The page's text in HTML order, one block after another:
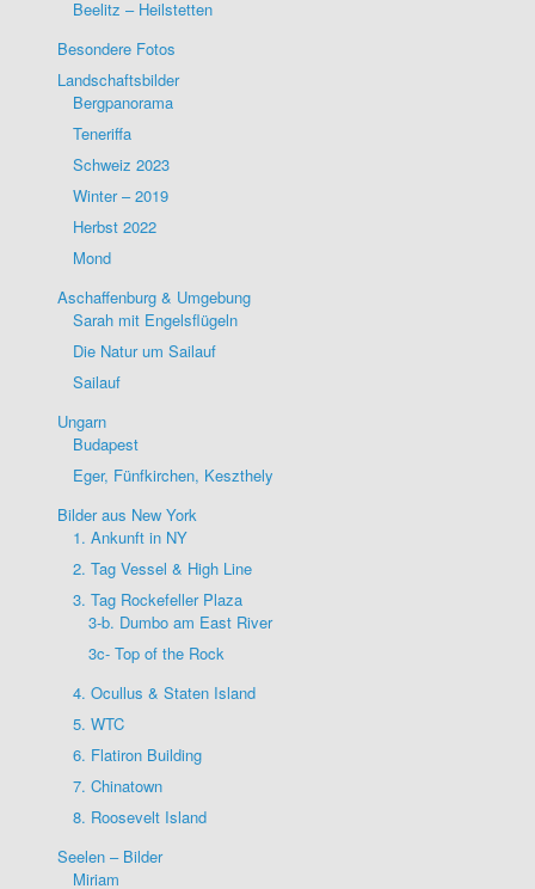
Beelitz – Heilstetten
Besondere Fotos
Landschaftsbilder
Bergpanorama
Teneriffa
Schweiz 2023
Winter – 2019
Herbst 2022
Mond
Aschaffenburg & Umgebung
Sarah mit Engelsflügeln
Die Natur um Sailauf
Sailauf
Ungarn
Budapest
Eger, Fünfkirchen, Keszthely
Bilder aus New York
1. Ankunft in NY
2. Tag Vessel & High Line
3. Tag Rockefeller Plaza
3-b. Dumbo am East River
3c- Top of the Rock
4. Ocullus & Staten Island
5. WTC
6. Flatiron Building
7. Chinatown
8. Roosevelt Island
Seelen – Bilder
Miriam